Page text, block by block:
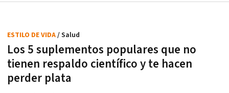
Los 5 suplementos populares que no
tienen respaldo científico y te hacen
perder plata
ESTILO DE VIDA/ Salud